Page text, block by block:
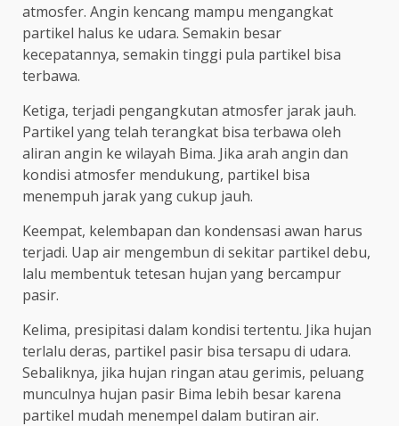
atmosfer. Angin kencang mampu mengangkat
partikel halus ke udara. Semakin besar
kecepatannya, semakin tinggi pula partikel bisa
terbawa.
Ketiga, terjadi pengangkutan atmosfer jarak jauh.
Partikel yang telah terangkat bisa terbawa oleh
aliran angin ke wilayah Bima. Jika arah angin dan
kondisi atmosfer mendukung, partikel bisa
menempuh jarak yang cukup jauh.
Keempat, kelembapan dan kondensasi awan harus
terjadi. Uap air mengembun di sekitar partikel debu,
lalu membentuk tetesan hujan yang bercampur
pasir.
Kelima, presipitasi dalam kondisi tertentu. Jika hujan
terlalu deras, partikel pasir bisa tersapu di udara.
Sebaliknya, jika hujan ringan atau gerimis, peluang
munculnya hujan pasir Bima lebih besar karena
partikel mudah menempel dalam butiran air.